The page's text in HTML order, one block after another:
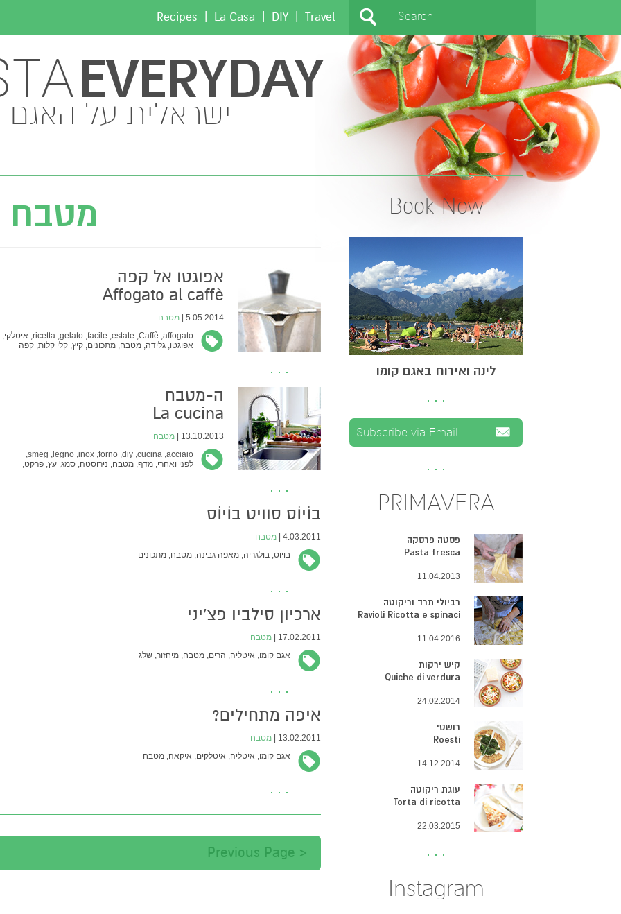
Travel
|
DIY
|
La Casa
|
Recipes
EVERYDAY
ישראלית על האגם
Book Now
לינה ואירוח באגם קומו
PRIMAVERA
פסטה פרסקה
Pasta fresca
11.04.2013
רביולי תרד וריקוטה
Ravioli Ricotta e spinaci
11.04.2016
קיש ירקות
Quiche di verdura
24.02.2014
רושטי
Roesti
14.12.2014
עוגת ריקוטה
Torta di ricotta
22.03.2015
Instagram
מטבח
אפוגטו אל קפה
Affogato al caffè
5.05.2014 |
מטבח
affogato,
Caffè,
estate,
facile,
gelato,
ricetta, איטלקי,
אפוגטו, גלידה, מטבח, מתכונים, קיץ, קלי קלות, קפה
ה-מטבח
La cucina
13.10.2013 |
מטבח
acciaio,
cucina,
diy,
forno,
inox,
legno,
smeg,
לפני ואחרי, מדף, מטבח, נירוסטה, סמג, עץ, פרקט,
בוֹיוֹס סוויט בוֹיוֹס
4.03.2011 |
מטבח
בויוס, בולגריה, מאפה גבינה, מטבח, מתכונים
ארכיון סילביו פצ'יני
17.02.2011 |
מטבח
אגם קומו, איטליה, הרים, מטבח, מיחזור, שלג
איפה מתחילים?
13.02.2011 |
מטבח
אגם קומו, איטליה, איטלקים, איקאה, מטבח
< Previous Page